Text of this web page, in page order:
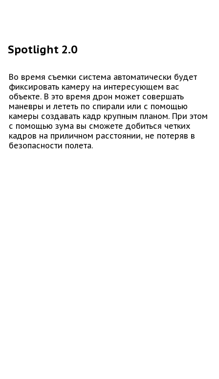
Spotlight 2.0
Во время съемки система автоматически будет
фиксировать камеру на интересующем вас
объекте. В это время дрон может совершать
маневры и лететь по спирали или с помощью
камеры создавать кадр крупным планом. При этом
с помощью зума вы сможете добиться четких
кадров на приличном расстоянии, не потеряв в
безопасности полета.